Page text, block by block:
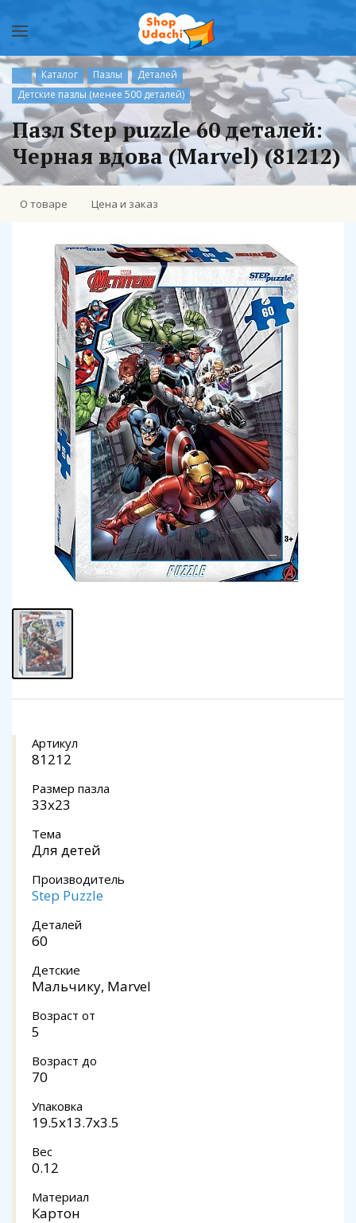
Каталог Пазлы
Деталей
Детские пазлы (менее 500 деталей)
Пазл Step puzzle 60 деталей:
Черная вдова (Marvel) (81212)
О товаре Цена и заказ
Артикул
81212
Размер пазла
33x23
Тема
Для детей
Производитель
Step Puzzle
Деталей
60
Детские
Мальчику, Marvel
Возраст от
5
Возраст до
70
Упаковка
19.5x13.7x3.5
Вес
0.12
Материал
Картон